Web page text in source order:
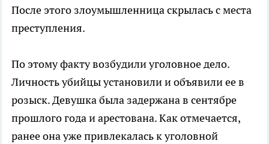
После этого злоумышленница скрылась с места
преступления.
По этому факту возбудили уголовное дело.
Личность убийцы установили и объявили ее в
розыск. Девушка была задержана в сентябре
прошлого года и арестована. Как отмечается,
ранее она уже привлекалась к уголовной